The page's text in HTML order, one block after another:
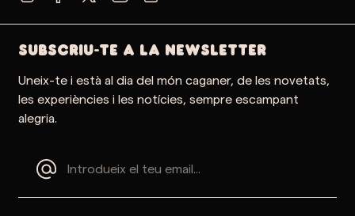
SUBSCRIU-TE A LA NEWSLETTER
Uneix-te i està al dia del món caganer, de les novetats,
les experiències i les notícies, sempre escampant
alegria.